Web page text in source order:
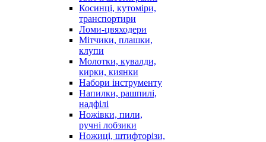
Косинці, кутоміри,
транспортири
Ломи-цвяходери
Мітчики, плашки,
клупи
Молотки, кувалди,
кирки, киянки
Набори інструменту
Напилки, рашпилі,
надфілі
Ножівки, пили,
ручні лобзики
Ножиці, штифторізи,